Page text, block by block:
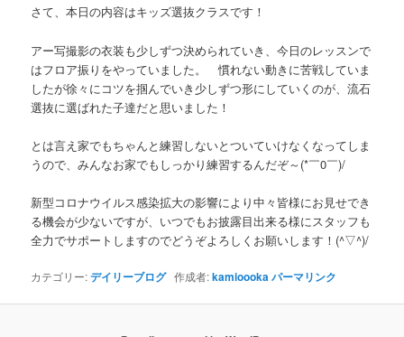
さて、本日の内容はキッズ選抜クラスです！
アー写撮影の衣装も少しずつ決められていき、今日のレッスンで
はフロア振りをやっていました。 慣れない動きに苦戦していま
したが徐々にコツを掴んでいき少しずつ形にしていくのが、流石
選抜に選ばれた子達だと思いました！
とは言え家でもちゃんと練習しないとついていけなくなってしま
うので、みんなお家でもしっかり練習するんだぞ～(*￣0￣)/
新型コロナウイルス感染拡大の影響により中々皆様にお見せでき
る機会が少ないですが、いつでもお披露目出来る様にスタッフも
全力でサポートしますのでどうぞよろしくお願いします！(^▽^)/
カテゴリー:デイリーブログ作成者:kamioookaパーマリンク